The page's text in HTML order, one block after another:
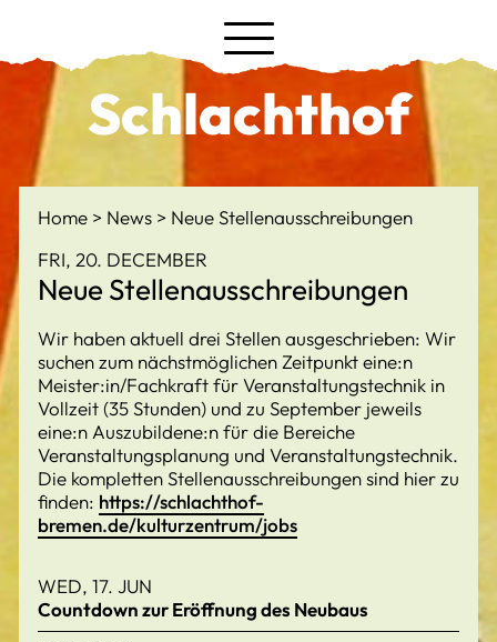
Schlachthof
Home News
Neue Stellenausschreibungen
FRI, 20. DECEMBER
Neue Stellenausschreibungen
Wir haben aktuell drei Stellen ausgeschrieben: Wir
suchen zum nächstmöglichen Zeitpunkt eine:n
Meister:in/Fachkraft für Veranstaltungstechnik in
Vollzeit (35 Stunden) und zu September jeweils
eine:n Auszubildene:n für die Bereiche
Veranstaltungsplanung und Veranstaltungstechnik.
Die kompletten Stellenausschreibungen sind hier zu
finden: https://schlachthof-
bremen.de/kulturzentrum/jobs
WED, 17. JUN
Countdown zur Eröffnung des Neubaus